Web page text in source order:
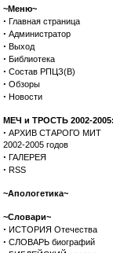
~Меню~
· Главная страница
· Администратор
· Выход
· Библиотека
· Состав РПЦЗ(В)
· Обзоры
· Новости
МЕЧ и ТРОСТЬ 2002-2005:
· АРХИВ СТАРОГО МИТ
2002-2005 годов
· ГАЛЕРЕЯ
· RSS
~Апологетика~
~Словари~
· ИСТОРИЯ Отечества
· СЛОВАРЬ биографий